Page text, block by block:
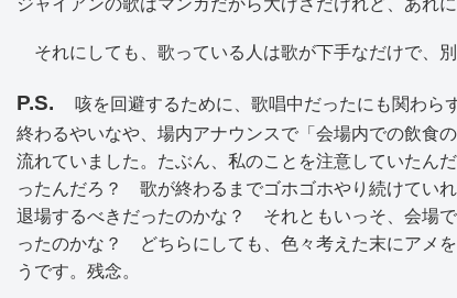
ジャイアンの歌はマンガだから大げさだけれど、あれ
それにしても、歌っている人は歌が下手なだけで、
P.S.
咳を回避するために、歌唱中だったにも関わ
終わるやいなや、場内アナウンスで「会場内での飲食
流れていました。たぶん、私のことを注意していたん
ったんだろ？ 歌が終わるまでゴホゴホやり続けてい
退場するべきだったのかな？ それともいっそ、会場
ったのかな？ どちらにしても、色々考えた末にアメ
うです。残念。